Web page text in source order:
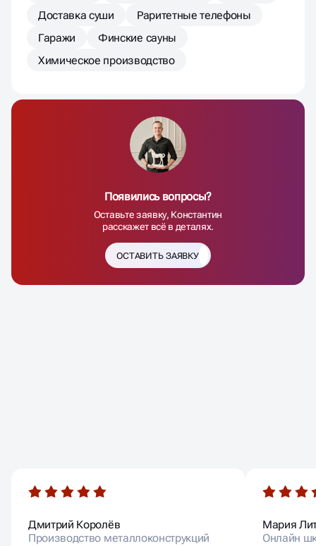
Доставка суши
Раритетные телефоны
Гаражи
Финские сауны
Химическое производство
Появились вопросы?
Оставьте заявку, Константин
расскажет всё в деталях.
ОСТАВИТЬ ЗАЯВКУ
Дмитрий Королёв
Производство металлоконструкций
Мария
Онлайн